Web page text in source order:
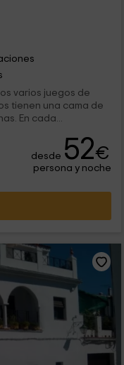
varios juegos de
En cada...
desde 52€
persona y noche